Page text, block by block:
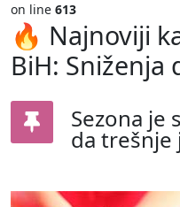
on line 613
🔥 Najnoviji
BiH: Sniženja
Sezona je
da trešnje